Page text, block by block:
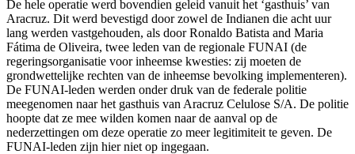
De hele operatie werd bovendien geleid vanuit het ‘gasthuis’ van
Aracruz. Dit werd bevestigd door zowel de Indianen die acht uur
lang werden vastgehouden, als door Ronaldo Batista and Maria
Fátima de Oliveira, twee leden van de regionale FUNAI (de
regeringsorganisatie voor inheemse kwesties: zij moeten de
grondwettelijke rechten van de inheemse bevolking implementeren).
De FUNAI-leden werden onder druk van de federale politie
meegenomen naar het gasthuis van Aracruz Celulose S/A. De politie
hoopte dat ze mee wilden komen naar de aanval op de
nederzettingen om deze operatie zo meer legitimiteit te geven. De
FUNAI-leden zijn hier niet op ingegaan.